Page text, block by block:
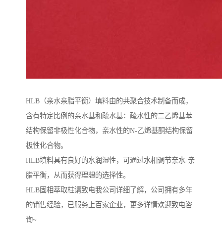
HLB（亲水亲脂平衡）填料由的共聚合技术制备而成，
含有特定比例的亲水基和疏水基：疏水性的二乙烯基苯
结构保留非极性化合物，亲水性的N-乙烯基酮结构保留
极性化合物。
HLB填料具有良好的水润湿性，可通过水相调节亲水-亲
脂平衡，从而获得理想的选择性。
HLB固相萃取柱请致电我公司详细了解，公司拥有多年
的销售经验，已服务上百家企业，更多详情欢迎致电咨
询~